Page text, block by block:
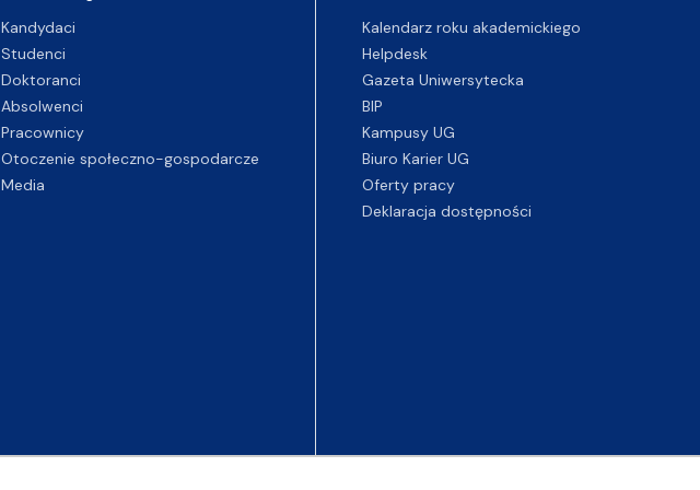
Kandydaci
Studenci
Doktoranci
Absolwenci
Pracownicy
Otoczenie społeczno-gospodarcze
Media
Kalendarz roku akademickiego
Helpdesk
Gazeta Uniwersytecka
BIP
Kampusy UG
Biuro Karier UG
Oferty pracy
Deklaracja dostępności